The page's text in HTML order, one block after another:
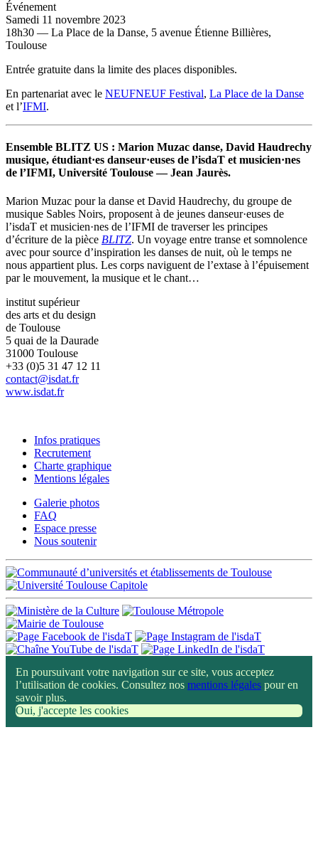
Événement
Samedi 11 novembre 2023
18h30 — La Place de la Danse, 5 avenue Étienne Billières,
Toulouse
Entrée gratuite dans la limite des places disponibles.
En partenariat avec le NEUFNEUF Festival, La Place de la Danse
et l’IFMI.
Ensemble BLITZ US : Marion Muzac danse, David Haudrechy
musique, étudiant·es danseur·euses de l’isdaT et musicien·nes
de l’IFMI, Université Toulouse — Jean Jaurès.
Marion Muzac pour la danse et David Haudrechy, du groupe de
musique Sables Noirs, proposent à de jeunes danseur·euses de
l’isdaT et musicien·nes de l’IFMI de traverser les principes
d’écriture de la pièce BLITZ. Un voyage entre transe et somnolence
avec pour source d’inspiration les danses de nuit, où le temps ne
nous appartient plus. Les corps naviguent de l’extase à l’épuisement
par le mouvement, la musique et le chant…
institut supérieur
des arts et du design
de Toulouse
5 quai de la Daurade
31000 Toulouse
+33 (0)5 31 47 12 11
contact@isdat.fr
www.isdat.fr
Infos pratiques
Recrutement
Charte graphique
Mentions légales
Galerie photos
FAQ
Espace presse
Nous soutenir
En poursuivant votre navigation sur ce site, vous acceptez
l’utilisation de cookies. Consultez nos mentions légales pour en
savoir plus.
Oui, j'accepte les cookies